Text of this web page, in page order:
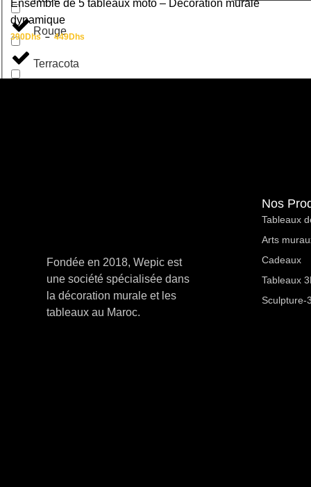
Rouge
Terracota
Ensemble de 5 tableaux moto – Décoration murale
dynamique
390Dhs – 449Dhs
Fondée en 2018, Wepic est
une société spécialisée dans
la décoration murale et les
tableaux au Maroc.
Nos
Tableaux
Arts
Cadeaux
Tableaux
Sculpture-